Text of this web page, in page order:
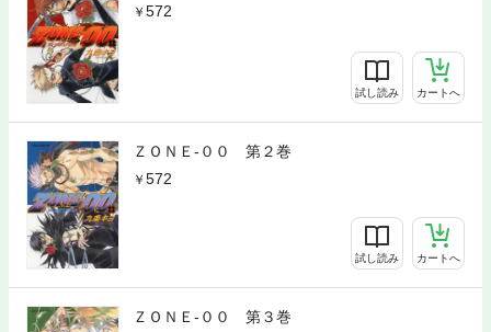
572
試し読み カートへ
ＺＯＮＥ‐００ 第２巻
572
試し読み カートへ
ＺＯＮＥ‐００ 第３巻